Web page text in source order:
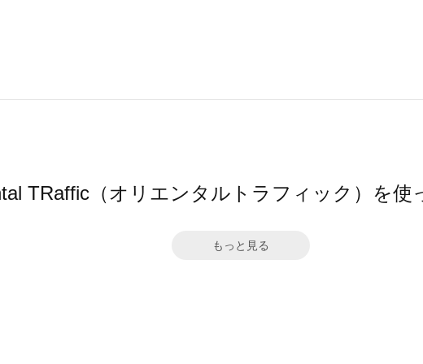
TRaffic（オリエンタルトラフィック）を使
もっと見る